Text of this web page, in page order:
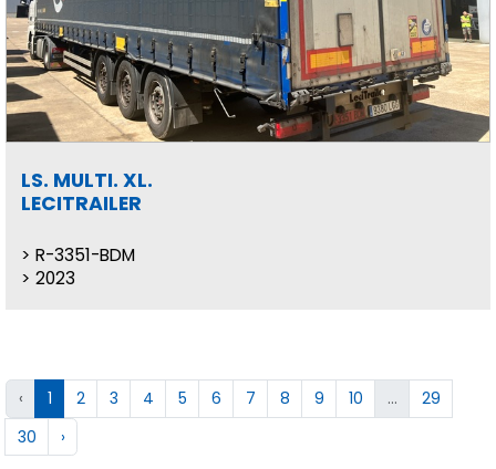
LS. MULTI. XL.
LECITRAILER
R-3351-BDM
2023
‹ 1 2 3 4 5 6 7 8 9 10 ...
29
30
›